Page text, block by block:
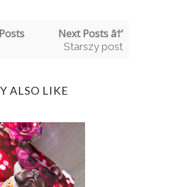
Next Posts â†’
Starszy post
ALSO LIKE